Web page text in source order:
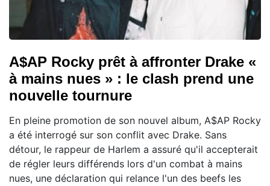
A$AP Rocky prêt à affronter Drake «
à mains nues » : le clash prend une
nouvelle tournure
En pleine promotion de son nouvel album, A$AP Rocky
a été interrogé sur son conflit avec Drake. Sans
détour, le rappeur de Harlem a assuré qu'il accepterait
de régler leurs différends lors d'un combat à mains
nues, une déclaration qui relance l'un des beefs les